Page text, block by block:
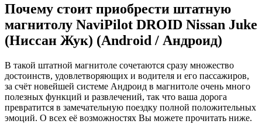
Почему стоит приобрести штатную
магнитолу NaviPilot DROID Nissan Juke
(Ниссан Жук) (Android / Андроид)
В такой штатной магнитоле сочетаются сразу множество
достоинств, удовлетворяющих и водителя и его пассажиров,
за счёт новейшей системе Андроид в магнитоле очень много
полезных функций и развлечений, так что ваша дорога
превратится в замечательную поездку полной положительных
эмоций. О всех её возможностях Вы можете прочитать ниже.